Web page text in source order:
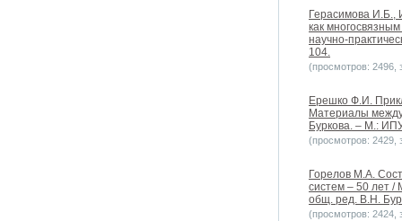
Герасимова И.Б.,
как
научно-
104.
(просмотров: 2496,
Ерешко Ф.И.
Материалы
Буркова. – М.:
(просмотров: 2429,
Горелов М.А.
систем – 50 лет /
общ. ред. В.Н.
(просмотров: 2424,